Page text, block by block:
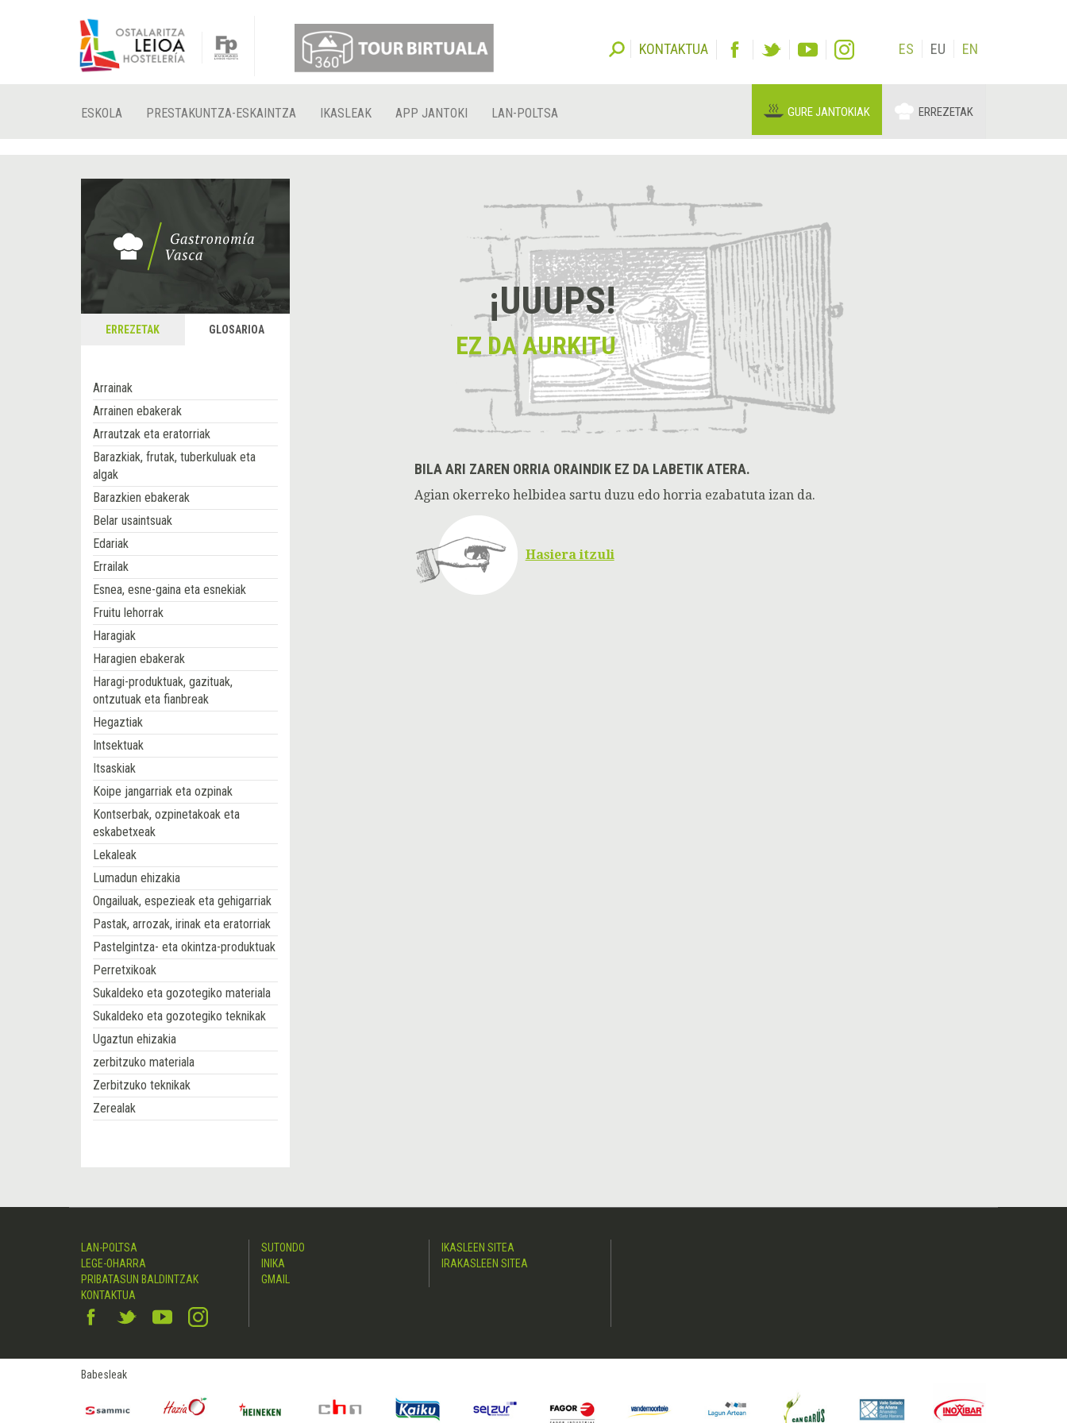
KONTAKTUA ES EU EN
ESKOLA PRESTAKUNTZA-ESKAINTZA IKASLEAK APP JANTOKI LAN-POLTSA GURE JANTOKIAK ERREZETAK
ERREZETAK GLOSARIOA
Arrainak
Arrainen ebakerak
Arrautzak eta eratorriak
Barazkiak, frutak, tuberkuluak eta
algak
Barazkien ebakerak
Belar usaintsuak
Edariak
Errailak
Esnea, esne-gaina eta esnekiak
Fruitu lehorrak
Haragiak
Haragien ebakerak
Haragi-produktuak, gazituak,
ontzutuak eta fianbreak
Hegaztiak
Intsektuak
Itsaskiak
Koipe jangarriak eta ozpinak
Kontserbak, ozpinetakoak eta
eskabetxeak
Lekaleak
Lumadun ehizakia
Ongailuak, espezieak eta gehigarriak
Pastak, arrozak, irinak eta eratorriak
Pastelgintza- eta okintza-produktuak
Perretxikoak
Sukaldeko eta gozotegiko materiala
Sukaldeko eta gozotegiko teknikak
Ugaztun ehizakia
zerbitzuko materiala
Zerbitzuko teknikak
Zerealak
¡UUUPS!
EZ DA AURKITU
BILA ARI ZAREN ORRIA ORAINDIK EZ DA LABETIK ATERA.
Agian okerreko helbidea sartu duzu edo horria ezabatuta izan da.
Hasiera itzuli
LAN-POLTSA
LEGE-OHARRA
PRIBATASUN BALDINTZAK
KONTAKTUA
SUTONDO
INIKA
GMAIL
IKASLEEN SITEA
IRAKASLEEN SITEA
Babesleak